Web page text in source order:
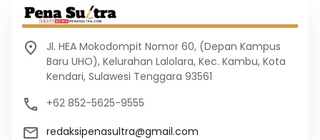
Jl. HEA Mokodompit Nomor 60, (Depan Kampus
Baru UHO), Kelurahan Lalolara, Kec. Kambu, Kota
Kendari, Sulawesi Tenggara 93561
+62 852-5625-9555
redaksipenasultra@gmail.com